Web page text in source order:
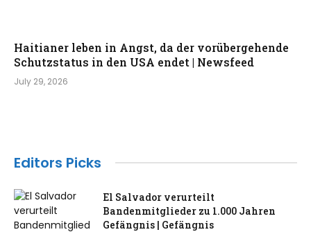
Haitianer leben in Angst, da der vorübergehende
Schutzstatus in den USA endet | Newsfeed
July 29, 2026
Editors Picks
El Salvador verurteilt
Bandenmitglieder zu 1.000 Jahren
Gefängnis | Gefängnis